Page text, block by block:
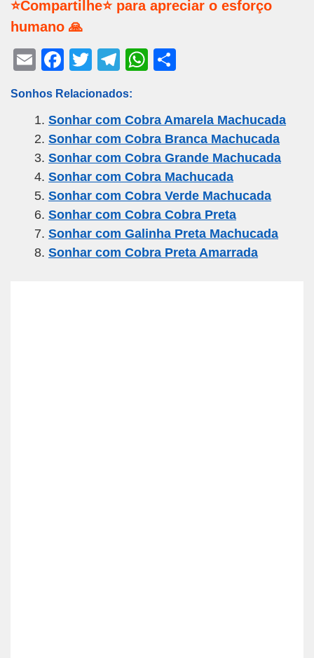
⭐Compartilhe⭐ para apreciar o esforço
humano 🙏
E
ail
F
a
c
e
b
o
o
k
T
tt
er
T
e
gr
a
m
W
s
A
p
p
e
Sonhos Relacionados:
Sonhar com Cobra Amarela Machucada
Sonhar com Cobra Branca Machucada
Sonhar com Cobra Grande Machucada
Sonhar com Cobra Machucada
Sonhar com Cobra Verde Machucada
Sonhar com Cobra Cobra Preta
Sonhar com Galinha Preta Machucada
Sonhar com Cobra Preta Amarrada